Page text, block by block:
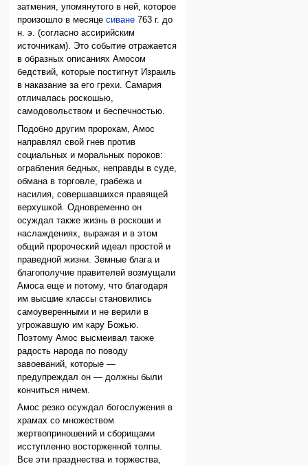
затмения, упомянутого в ней, которое
произошло в месяцесиване 763 г. до
н. э. (согласно ассирийским
источникам). Это событие отражается
в образных описаниях Амосом
бедствий, которые постигнут Израиль
в наказание за его грехи. Самария
отличалась роскошью,
самодовольством и беспечностью.
Подобно другим пророкам, Амос
направлял свой гнев против
социальных и моральных пороков:
ограбления бедных, неправды в суде,
обмана в торговле, грабежа и
насилия, совершавшихся правящей
верхушкой. Одновременно он
осуждал также жизнь в роскоши и
наслаждениях, выражая и в этом
общий пророческий идеал простой и
праведной жизни. Земные блага и
благополучие правителей возмущали
Амоса еще и потому, что благодаря
им высшие классы становились
самоуверенными и не верили в
угрожавшую им кару Божью.
Поэтому Амос высмеивал также
радость народа по поводу
завоеваний, которые —
предупреждал он — должны были
кончиться ничем.
Амос резко осуждал богослужения в
храмах со множеством
жертвоприношений и сборищами
исступленно восторженной толпы.
Все эти празднества и торжества,